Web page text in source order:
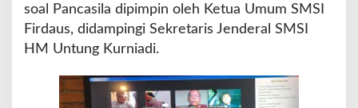
soal Pancasila dipimpin oleh Ketua Umum SMSI
Firdaus, didampingi Sekretaris Jenderal SMSI
HM Untung Kurniadi.